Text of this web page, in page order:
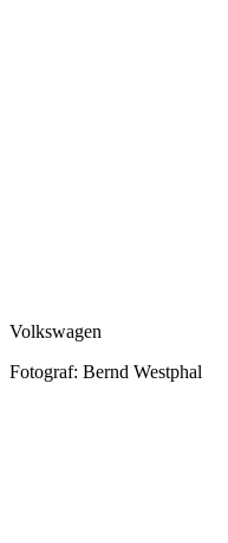
Volkswagen
Fotograf: Bernd Westphal